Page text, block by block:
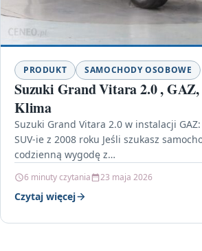
PRODUKT SAMOCHODY OSOBOWE
Suzuki Grand Vitara 2.0 , GAZ,
Klima
Suzuki Grand Vitara 2.0 w instalacji
SUV-ie z 2008 roku Jeśli szukasz
codzienną wygodę z…
6 minuty czytania 23 maja 2026
Czytaj więcej